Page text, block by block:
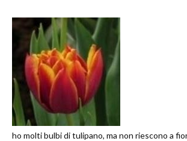
ho molti bulbi di tulipano, ma non riescono a